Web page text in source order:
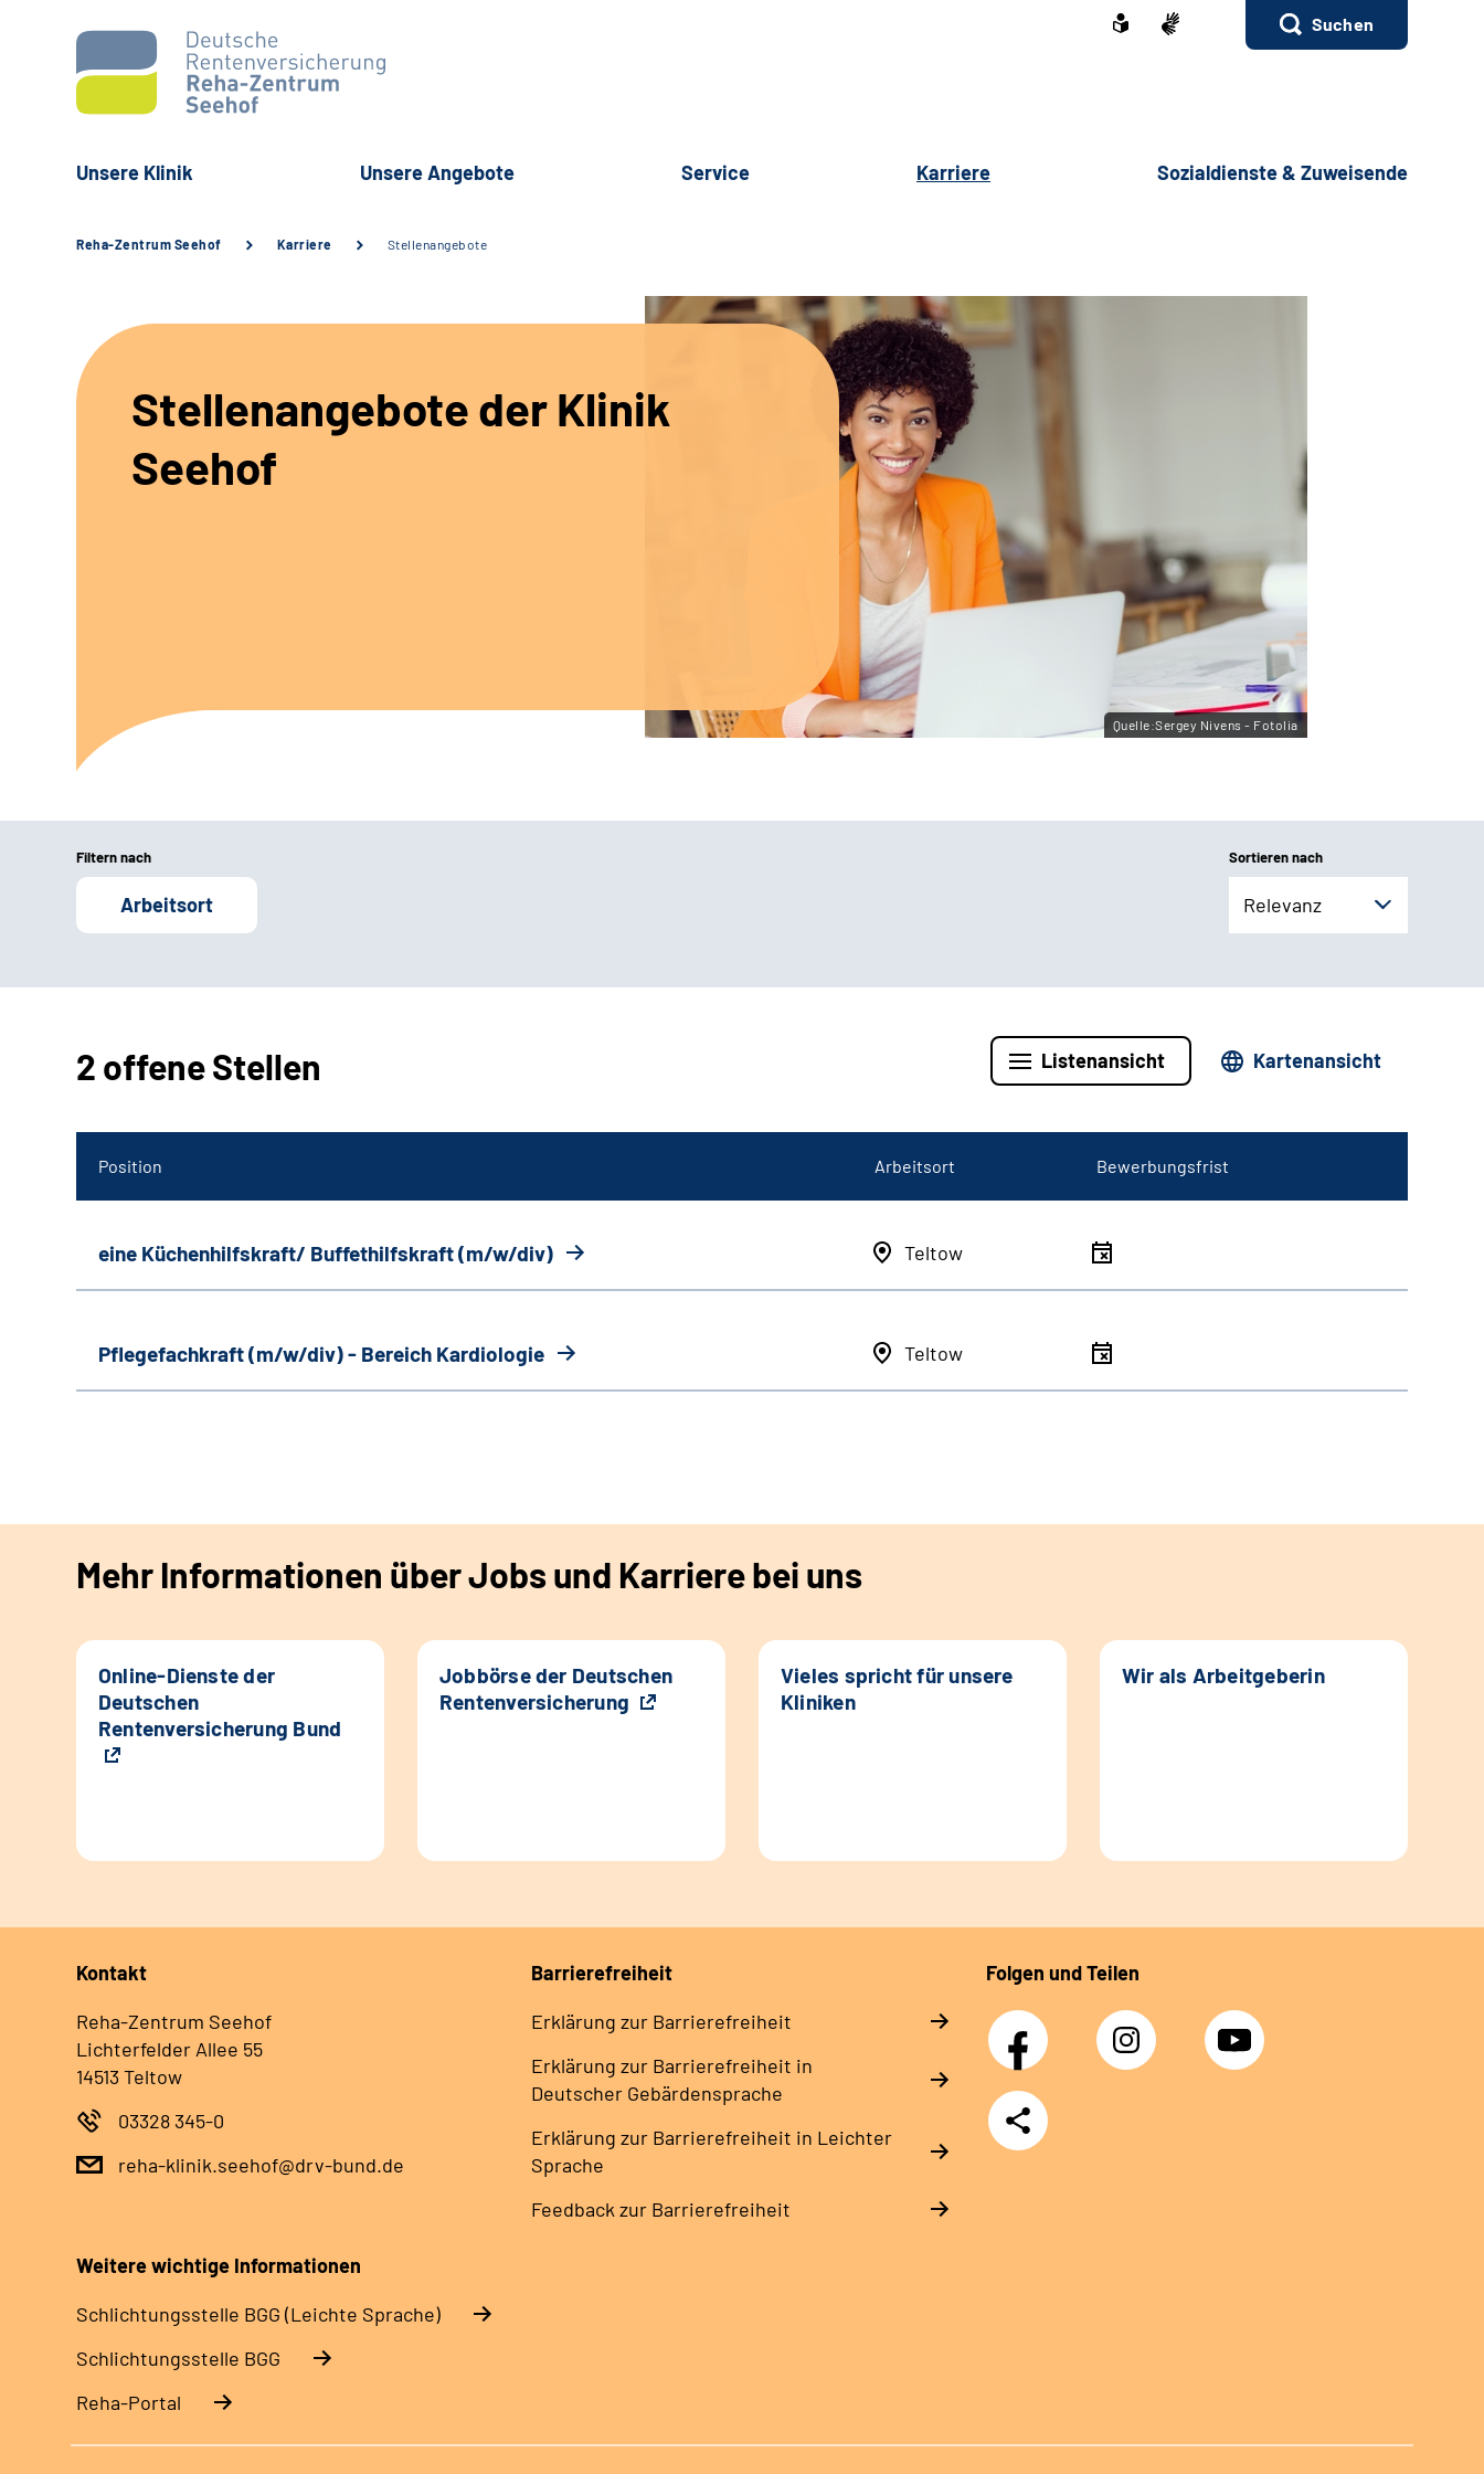
Suchen
Unsere Klinik Unsere Angebote Service Karriere Sozialdienste & Zuweisende
Reha-Zentrum Seehof Karriere Stellenangebote
Stellenangebote der Klinik
Seehof
Quelle:Sergey Nivens - Fotolia
Filtern nach
Arbeitsort
Sortieren nach
Relevanz
2 offene Stellen Listenansicht Kartenansicht
Position Arbeitsort Bewerbungsfrist
eine Küchenhilfskraft/ Buffethilfskraft (m/w/div) Teltow
Pflegefachkraft (m/w/div) - Bereich Kardiologie Teltow
Mehr Informationen über Jobs und Karriere bei uns
Online-Dienste der
Deutschen
Rentenversicherung Bund
Jobbörse der Deutschen
Rentenversicherung
Vieles spricht für unsere
Kliniken
Wir als Arbeitgeberin
Kontakt
Reha-Zentrum Seehof
Lichterfelder Allee 55
14513 Teltow
03328 345-0
reha-klinik.seehof@drv-bund.de
Barrierefreiheit
Erklärung zur Barrierefreiheit
Erklärung zur Barrierefreiheit in
Deutscher Gebärdensprache
Erklärung zur Barrierefreiheit in Leichter
Sprache
Feedback zur Barrierefreiheit
Folgen und Teilen
Facebook Instagram YouTube
Teilen
Weitere wichtige Informationen
Schlich­tungs­stel­le BGG (Leichte Sprache)
Schlich­tungs­stel­le BGG
Reha-Portal